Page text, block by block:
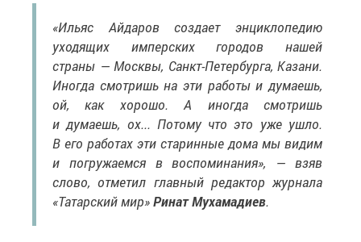
«Ильяс Айдаров создает энциклопедию
уходящих имперских городов нашей
страны — Москвы, Санкт-Петербурга, Казани.
Иногда смотришь на эти работы и думаешь,
ой, как хорошо. А иногда смотришь
и думаешь, ох... Потому что это уже ушло.
В его работах эти старинные дома мы видим
и погружаемся в воспоминания», — взяв
слово, отметил главный редактор журнала
«Татарский мир»Ринат Мухамадиев.